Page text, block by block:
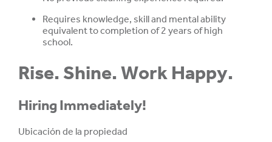
Requires knowledge, skill and mental ability
equivalent to completion of 2 years of high
school.
Rise. Shine. Work Happy.
Hiring Immediately!
Ubicación de la propiedad